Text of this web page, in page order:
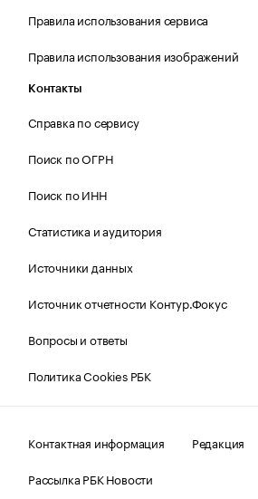
Правила использования сервиса
Правила использования изображений
Контакты
Справка по сервису
Поиск по ОГРН
Поиск по ИНН
Статистика и аудитория
Источники данных
Источник отчетности Контур.Фокус
Вопросы и ответы
Политика Cookies РБК
Контактная информация
Редакция
Рассылка РБК Новости